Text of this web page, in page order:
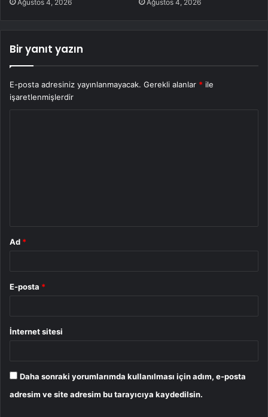
Ağustos 4, 2026 Ağustos 4, 2026
Bir yanıt yazın
E-posta adresiniz yayınlanmayacak. Gerekli alanlar * ile
işaretlenmişlerdir
Ad *
E-posta *
İnternet sitesi
Daha sonraki yorumlarımda kullanılması için adım, e-posta
adresim ve site adresim bu tarayıcıya kaydedilsin.